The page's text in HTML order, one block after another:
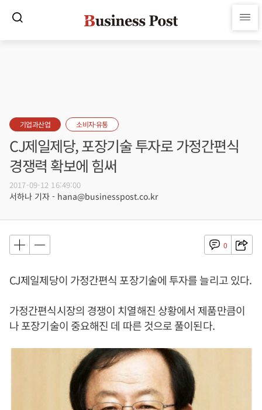
기업과산업 소비자·유통
CJ제일제당, 포장기술 투자로 가정간편식
경쟁력 확보에 힘써
2017-09-12 16:49:00
서하나 기자 - hana@businesspost.co.kr
0
CJ제일제당이 가정간편식 포장기술에 투자를 늘리고 있다.
가정간편식시장의 경쟁이 치열해진 상황에서 제품만큼이
나 포장기술이 중요해진 데 따른 것으로 풀이된다.